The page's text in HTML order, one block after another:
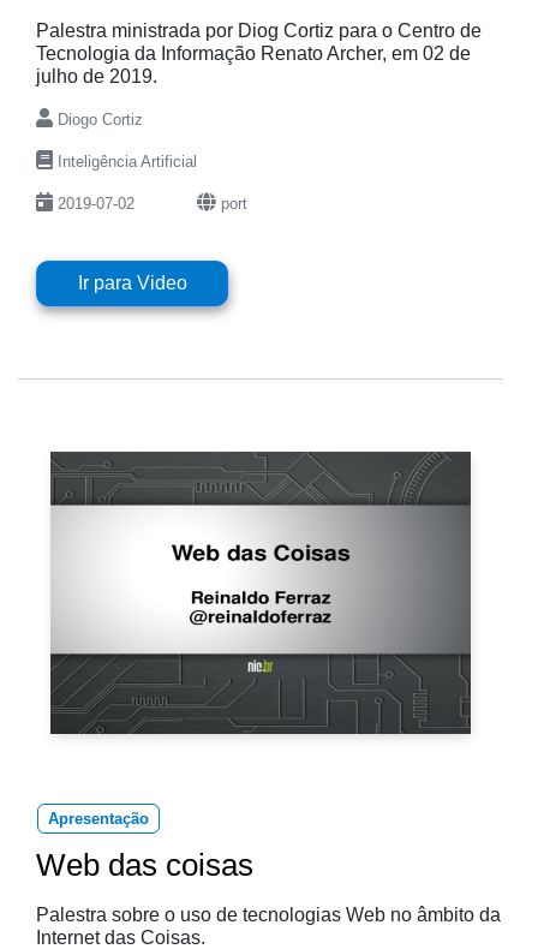
Palestra ministrada por Diog Cortiz para o Centro de
Tecnologia da Informação Renato Archer, em 02 de
julho de 2019.
Diogo Cortiz
Inteligência Artificial
2019-07-02 port
Ir para Video
Apresentação
Web das coisas
Palestra sobre o uso de tecnologias Web no âmbito da
Internet das Coisas.